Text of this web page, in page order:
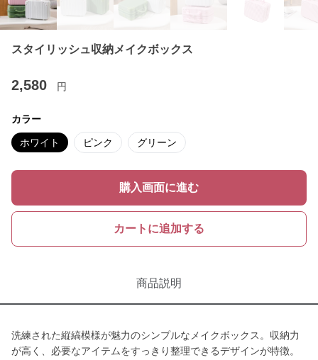
スタイリッシュ収納メイクボックス
2,580 円
カラー
ホワイト ピンク グリーン
購入画面に進む
カートに追加する
商品説明
洗練された縦縞模様が魅力のシンプルなメイクボックス。収納力
が高く、必要なアイテムをすっきり整理できるデザインが特徴。